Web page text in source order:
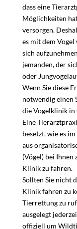
dass eine
Möglichkeiten
versorgen.
es mit dem Vogel
sich
jemanden, der
oder
Wenn Sie diese
notwendig einen
die Vogelklinik
Eine
besetzt, wie es
aus
(Vögel) bei
Klinik zu fahren.
Sollten Sie nicht
Klinik fahren zu
Tierrettung zu
ausgelegt
offiziell um